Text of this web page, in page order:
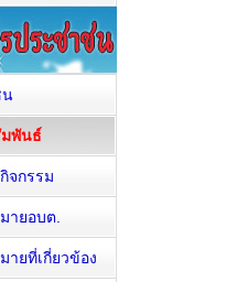
น
พันธ์
จกรรม
ายอบต.
ายที่เกี่ยวข้อง